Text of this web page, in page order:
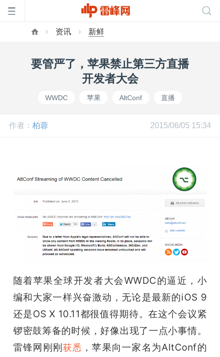
开
活
动
资讯 新鲜
要管严了，苹果禁止第三方直播
开发者大会
WWDC 苹果 AltConf 直播
作者： 柏蓉 2015/06/05 15:34
随着苹果全球开发者大会WWDC的逼近，小
编和大家一样兴奋激动，无论是最新的iOS 9
还是OS X 10.11都很值得期待。在这个会议紧
锣密鼓筹备的时候，好像出现了一点小事情。
雷锋网刚刚获悉 ，苹果向一家名为AltConf的